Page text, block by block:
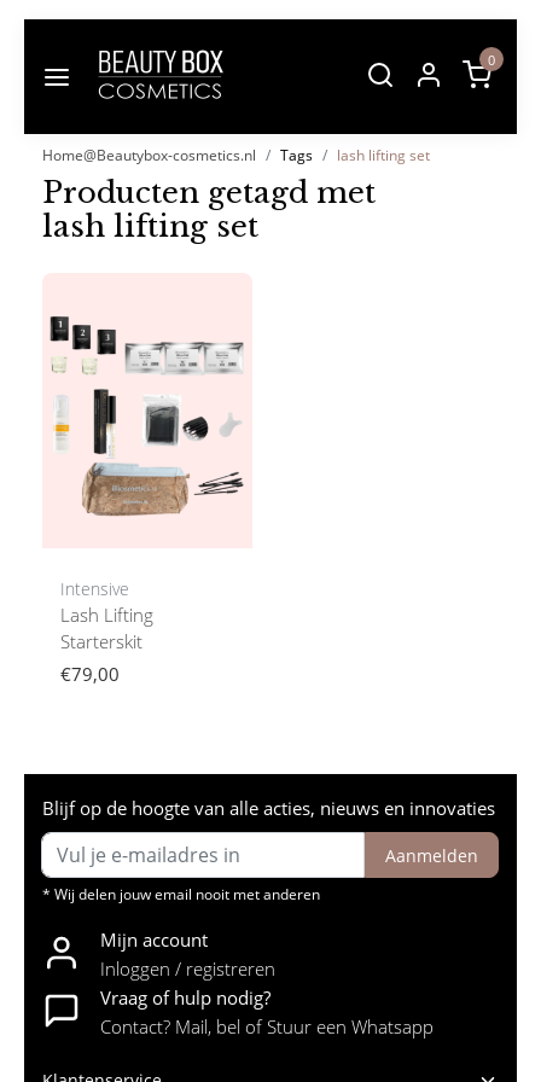
0
Home@Beautybox-cosmetics.nl Tags lash lifting set
Producten getagd met
lash lifting set
Intensive
Lash Lifting
Starterskit
€79,00
Blijf op de hoogte van alle acties, nieuws en innovaties
Aanmelden
* Wij delen jouw email nooit met anderen
Mijn account
Inloggen / registreren
Vraag of hulp nodig?
Contact? Mail, bel of Stuur een Whatsapp